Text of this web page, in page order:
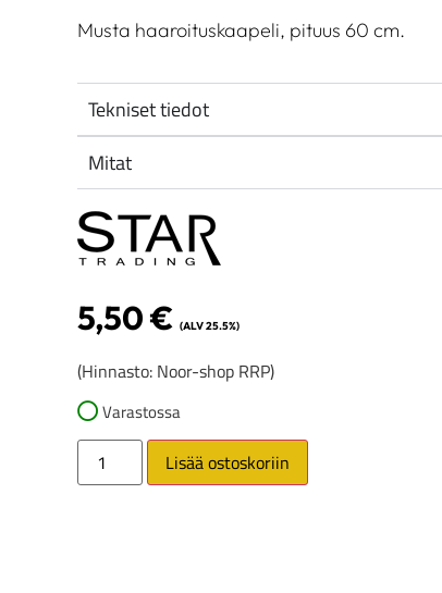
Musta haaroituskaapeli, pituus 60 cm.
Tekniset tiedot
Mitat
5,50€ (ALV 25.5%)
(Hinnasto: Noor-shop RRP)
Varastossa
Lisää ostoskoriin